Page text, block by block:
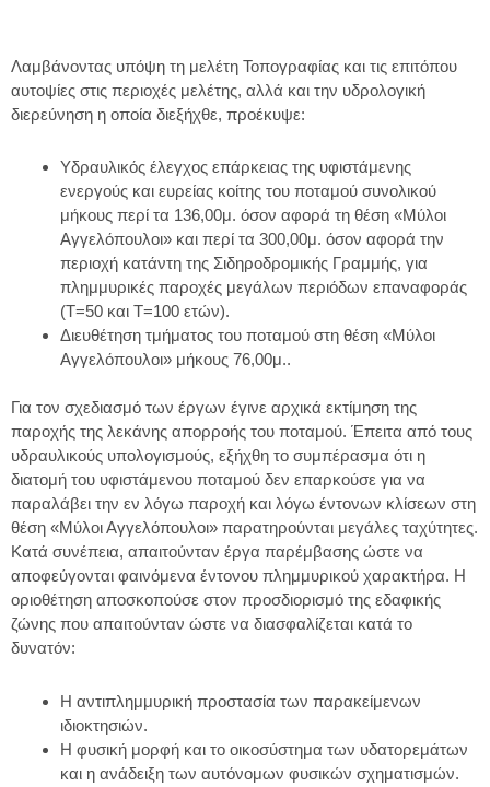
Λαμβάνοντας υπόψη τη μελέτη Τοπογραφίας και τις επιτόπου
αυτοψίες στις περιοχές μελέτης, αλλά και την υδρολογική
διερεύνηση η οποία διεξήχθε, προέκυψε:
Υδραυλικός έλεγχος επάρκειας της υφιστάμενης
ενεργούς και ευρείας κοίτης του ποταμού συνολικού
μήκους περί τα 136,00μ. όσον αφορά τη θέση «Μύλοι
Αγγελόπουλοι» και περί τα 300,00μ. όσον αφορά την
περιοχή κατάντη της Σιδηροδρομικής Γραμμής, για
πλημμυρικές παροχές μεγάλων περιόδων επαναφοράς
(Τ=50 και Τ=100 ετών).
Διευθέτηση τμήματος του ποταμού στη θέση «Μύλοι
Αγγελόπουλοι» μήκους 76,00μ..
Για τον σχεδιασμό των έργων έγινε αρχικά εκτίμηση της
παροχής της λεκάνης απορροής του ποταμού. Έπειτα από τους
υδραυλικούς υπολογισμούς, εξήχθη το συμπέρασμα ότι η
διατομή του υφιστάμενου ποταμού δεν επαρκούσε για να
παραλάβει την εν λόγω παροχή και λόγω έντονων κλίσεων στη
θέση «Μύλοι Αγγελόπουλοι» παρατηρούνται μεγάλες ταχύτητες.
Κατά συνέπεια, απαιτούνταν έργα παρέμβασης ώστε να
αποφεύγονται φαινόμενα έντονου πλημμυρικού χαρακτήρα. Η
οριοθέτηση αποσκοπούσε στον προσδιορισμό της εδαφικής
ζώνης που απαιτούνταν ώστε να διασφαλίζεται κατά το
δυνατόν:
Η αντιπλημμυρική προστασία των παρακείμενων
ιδιοκτησιών.
Η φυσική μορφή και το οικοσύστημα των υδατορεμάτων
και η ανάδειξη των αυτόνομων φυσικών σχηματισμών.